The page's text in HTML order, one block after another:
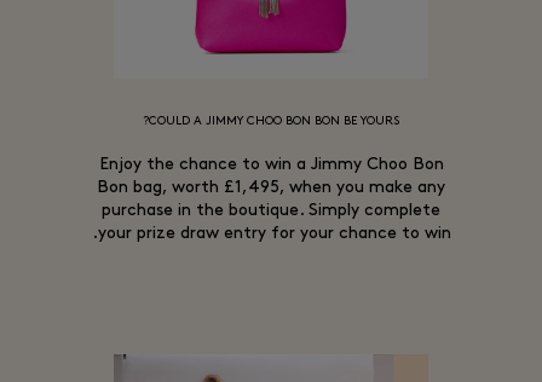
COULD A JIMMY CHOO BON BON BE YOURS?
Enjoy the chance to win a Jimmy Choo Bon
Bon bag, worth £1,495, when you make any
purchase in the boutique. Simply complete
your prize draw entry for your chance to win.